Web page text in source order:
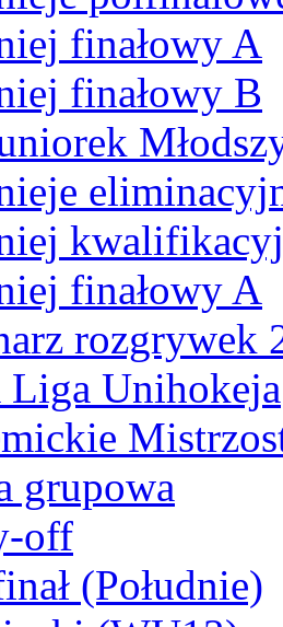
finałowy A
finałowy B
finałowy A
rozgrywek
Liga Unihokeja
grupowa
off
(Południe)